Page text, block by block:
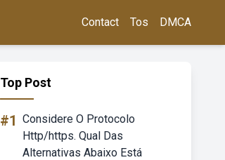
Contact Tos DMCA
Top Post
#1 Considere O Protocolo
Http/https. Qual Das
Alternativas Abaixo Está